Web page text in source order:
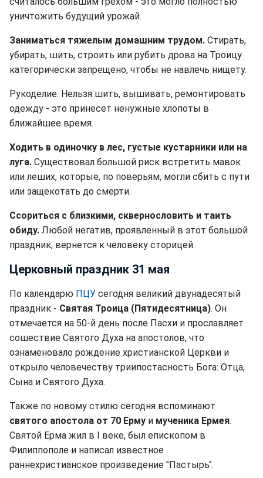
уничтожить будущий урожай.
Заниматься тяжелым домашним трудом. Стирать,
убирать, шить, строить или рубить дрова на Троицу
категорически запрещено, чтобы не навлечь нищету.
Рукоделие. Нельзя шить, вышивать, ремонтировать
одежду - это принесет ненужные хлопоты в
ближайшее время.
Ходить в одиночку в лес, густые кустарники или на
луга. Существовал большой риск встретить мавок
или леших, которые, по поверьям, могли сбить с пути
или защекотать до смерти.
Ссориться с близкими, сквернословить и таить
обиду. Любой негатив, проявленный в этот большой
праздник, вернется к человеку сторицей.
Церковный праздник 31 мая
По календарю ПЦУ сегодня великий двунадесятый
праздник - Святая Троица (Пятидесятница). Он
отмечается на 50-й день после Пасхи и прославляет
сошествие Святого Духа на апостолов, что
ознаменовало рождение христианской Церкви и
открыло человечеству триипостасность Бога: Отца,
Сына и Святого Духа.
Также по новому стилю сегодня вспоминают
святого апостола от 70 Ерму и мученика Ермея.
Святой Ерма жил в I веке, был епископом в
Филиппополе и написал известное
раннехристианское произведение "Пастырь".